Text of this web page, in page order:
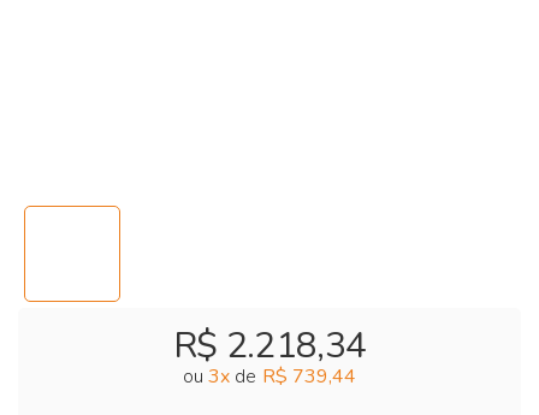
R$ 2.218,34
ou 3x de R$ 739,44